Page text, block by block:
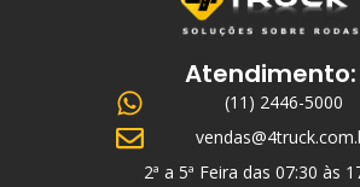
Atendimento:
(11) 2446-5000
2ª a 5ª Feira das 07:30 às